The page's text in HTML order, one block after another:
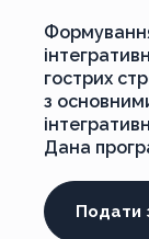
гострих
з
Дана
Подати